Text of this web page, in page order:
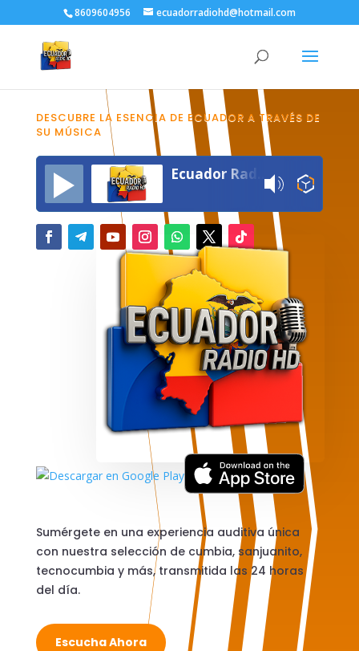
8609604956 ecuadorradiohd@hotmail.com
DESCUBRE LA ESENCIA DE ECUADOR A TRAVÉS DE
SU MÚSICA
Sumérgete en una experiencia auditiva única
con nuestra selección de cumbia, sanjuanito,
tecnocumbia y más, transmitida las 24 horas
del día.
Escucha Ahora